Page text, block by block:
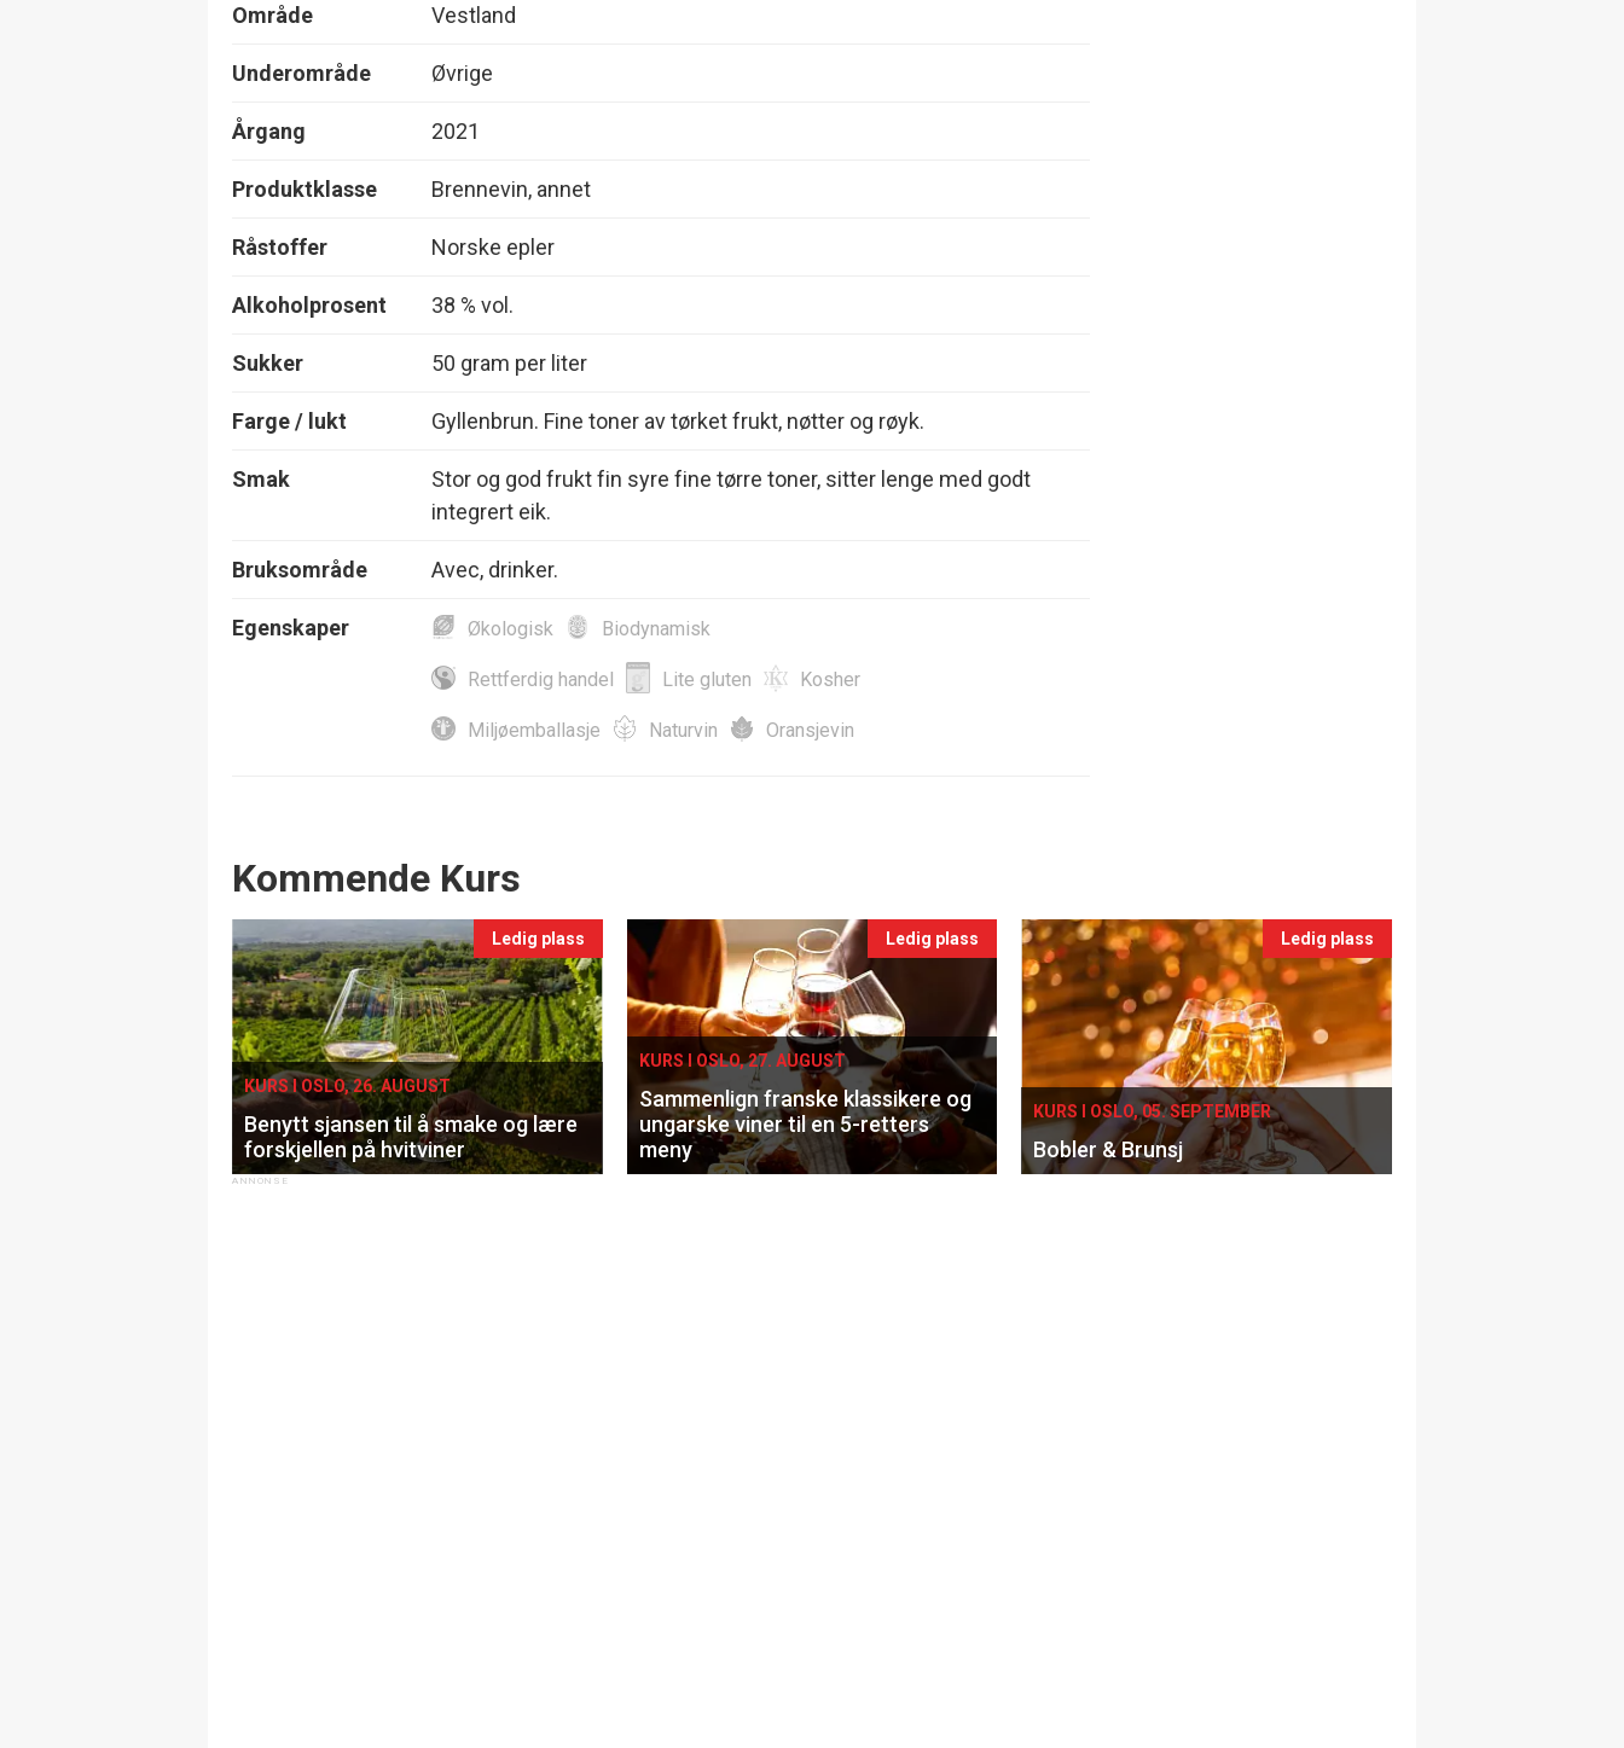
Område Vestland
Underområde Øvrige
Årgang 2021
Produktklasse Brennevin, annet
Råstoffer Norske epler
Alkoholprosent 38 % vol.
Sukker 50 gram per liter
Farge / lukt Gyllenbrun. Fine toner av tørket frukt, nøtter og røyk.
Smak
Stor og god frukt fin syre fine tørre toner, sitter lenge med godt
integrert eik.
Bruksområde Avec, drinker.
Egenskaper Økologisk Biodynamisk
Rettferdig handel Lite gluten Kosher
Miljøemballasje Naturvin Oransjevin
Events
Kommende Kurs
Ledig plass
KURS I OSLO, 26. AUGUST
Benytt sjansen til å smake og lære
forskjellen på hvitviner
Ledig plass
KURS I OSLO, 27. AUGUST
Sammenlign franske klassikere og
ungarske viner til en 5-retters
meny
Ledig plass
KURS I OSLO, 05. SEPTEMBER
Bobler & Brunsj